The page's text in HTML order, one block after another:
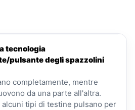
tecnologia
pulsante degli spazzolini
completamente, mentre
da una parte all'altra.
tipi di testine pulsano per